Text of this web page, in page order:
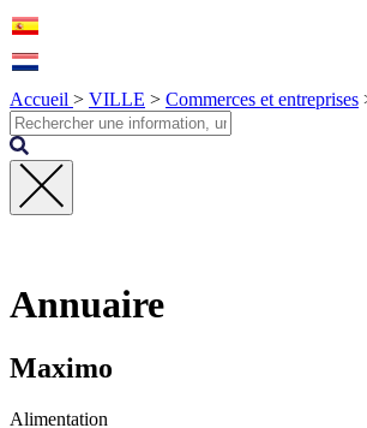
Accueil > VILLE > Commerces et entreprises
Fermer
Annuaire
Maximo
Alimentation